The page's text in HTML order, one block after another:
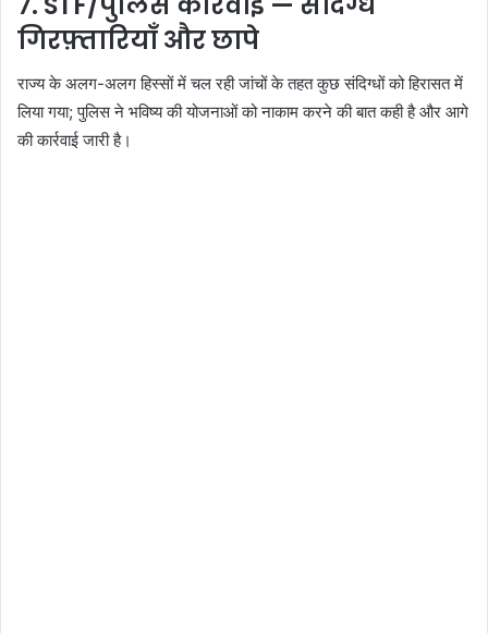
गिरफ़्तारियाँ और छापे
राज्य के अलग-अलग हिस्सों में चल रही जांचों के तहत कुछ संदिग्धों को हिरासत में
लिया गया; पुलिस ने भविष्य की योजनाओं को नाकाम करने की बात कही है और आगे
की कार्रवाई जारी है।